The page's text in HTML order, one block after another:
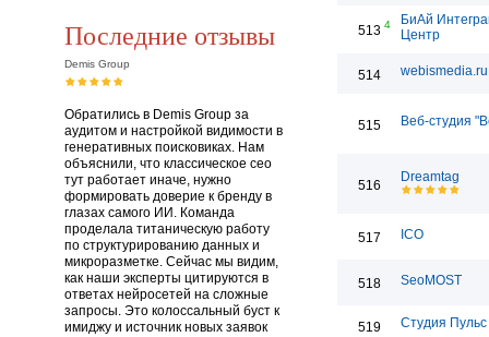
Последние отзывы
Demis Group
Обратились в Demis Group за
аудитом и настройкой видимости в
генеративных поисковиках. Нам
объяснили, что классическое сео
тут работает иначе, нужно
формировать доверие к бренду в
глазах самого ИИ. Команда
проделала титаническую работу
по структурированию данных и
микроразметке. Сейчас мы видим,
как наши эксперты цитируются в
ответах нейросетей на сложные
запросы. Это колоссальный буст к
имиджу и источник новых заявок
513 4
БиАй
Центр
514 webismedia.ru
515 Веб-студия
516
Dreamtag
517 ICO
518 SeoMOST
519 Студия Пульс